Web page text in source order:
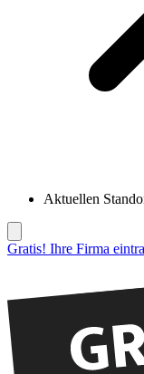
Aktuellen
Gratis! Ihre Firma